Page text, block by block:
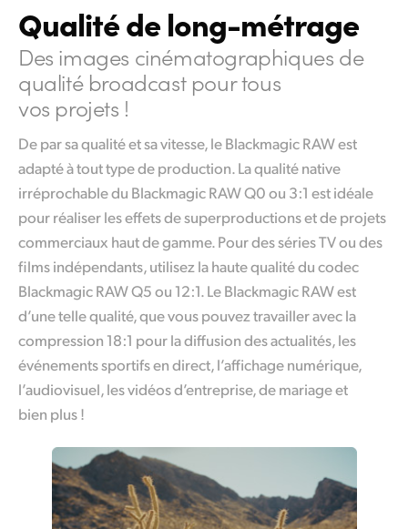
Qualité de long-métrage
Des images cinématographiques de
qualité broadcast pour tous
vos projets !
De par sa qualité et sa vitesse, le Blackmagic RAW est
adapté à tout type de production. La qualité native
irréprochable du Blackmagic RAW Q0 ou 3:1 est idéale
pour réaliser les effets de superproductions et de projets
commerciaux haut de gamme. Pour des séries TV ou des
films indépendants, utilisez la haute qualité du codec
Blackmagic RAW Q5 ou 12:1. Le Blackmagic RAW est
d’une telle qualité, que vous pouvez travailler avecla
compression 18:1 pour la diffusion des actualités, les
événements sportifs en direct, l’affichage numérique,
l’audiovisuel, les vidéos d’entreprise, de mariage et
bien plus !